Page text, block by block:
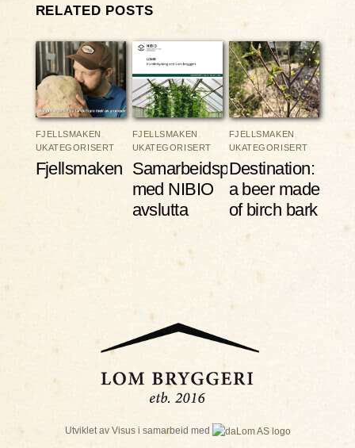
RELATED POSTS
FJELLSMAKEN
UKATEGORISERT
Fjellsmaken
FJELLSMAKEN
UKATEGORISERT
Samarbeidsprosjektet
med NIBIO
avslutta
FJELLSMAKEN
UKATEGORISERT
Destination:
a beer made
of birch bark
Utviklet av Visusi samarbeid med